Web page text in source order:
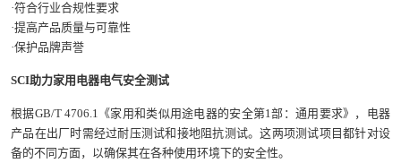
·符合行业合规性要求
·提高产品质量与可靠性
·保护品牌声誉
SCI助力家用电器电气安全测试
根据GB/T 4706.1《家用和类似用途电器的安全第1部：通用要求》，电器
产品在出厂时需经过耐压测试和接地阻抗测试。这两项测试项目都针对设
备的不同方面，以确保其在各种使用环境下的安全性。